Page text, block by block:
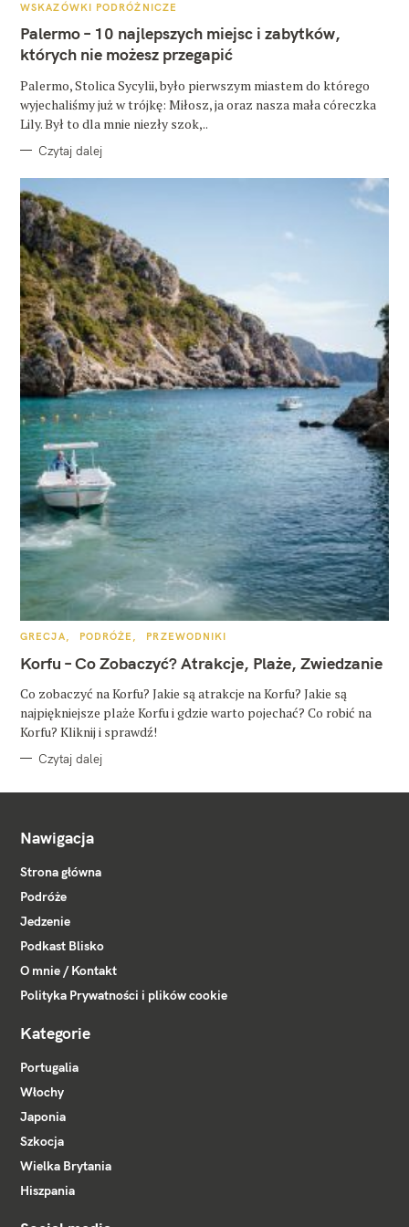
T
G
R
WSKAZÓWKI PODRÓŻNICZE
Palermo – 10 najlepszych miejsc i zabytków,
których nie możesz przegapić
Palermo, Stolica Sycylii, było pierwszym miastem do którego
wyjechaliśmy już w trójkę: Miłosz, ja oraz nasza mała córeczka
Lily. Był to dla mnie niezły szok,..
Czytaj dalej
K
T
E
O
R
I
GRECJA PODRÓŻE PRZEWODNIKI
Korfu – Co Zobaczyć? Atrakcje, Plaże, Zwiedzanie
Co zobaczyć na Korfu? Jakie są atrakcje na Korfu? Jakie są
najpiękniejsze plaże Korfu i gdzie warto pojechać? Co robić na
Korfu? Kliknij i sprawdź!
Czytaj dalej
Nawigacja
Strona główna
Podróże
Jedzenie
Podkast Blisko
O mnie / Kontakt
Polityka Prywatności i plików cookie
Kategorie
Portugalia
Włochy
Japonia
Szkocja
Wielka Brytania
Hiszpania